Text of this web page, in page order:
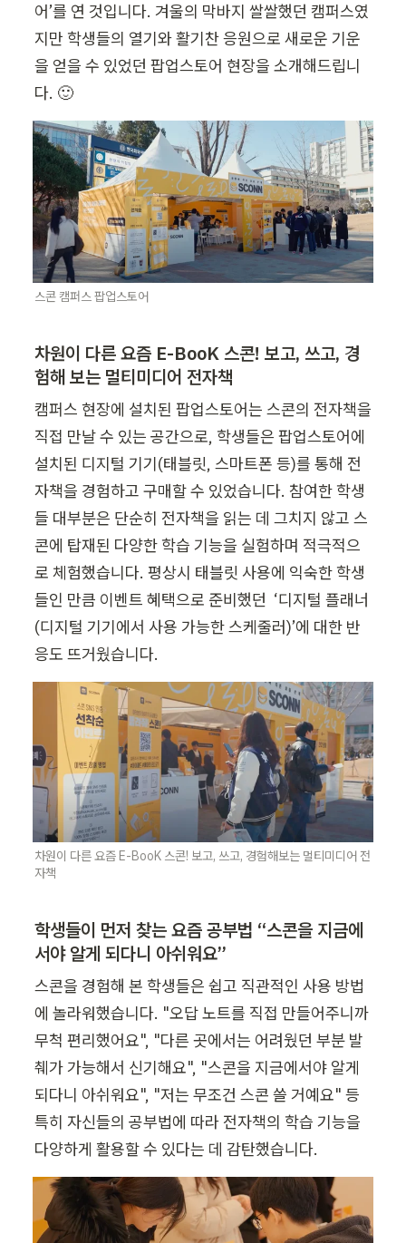
어’를 연 것입니다. 겨울의 막바지 쌀쌀했던 캠퍼스였
지만 학생들의 열기와 활기찬 응원으로 새로운 기운
을 얻을 수 있었던 팝업스토어 현장을 소개해드립니
다. 🙂
스콘 캠퍼스 팝업스토어
차원이 다른 요즘 E-BooK 스콘! 보고, 쓰고, 경
험해 보는 멀티미디어 전자책
캠퍼스 현장에 설치된 팝업스토어는 스콘의 전자책을
직접 만날 수 있는 공간으로, 학생들은 팝업스토어에
설치된 디지털 기기(태블릿, 스마트폰 등)를 통해 전
자책을 경험하고 구매할 수 있었습니다. 참여한 학생
들 대부분은 단순히 전자책을 읽는 데 그치지 않고 스
콘에 탑재된 다양한 학습 기능을 실험하며 적극적으
로 체험했습니다. 평상시 태블릿 사용에 익숙한 학생
들인 만큼 이벤트 혜택으로 준비했던  ‘디지털 플래너
(디지털 기기에서 사용 가능한 스케줄러)’에 대한 반
응도 뜨거웠습니다.
차원이 다른 요즘 E-BooK 스콘! 보고, 쓰고, 경험해보는 멀티미디어 전
자책
학생들이 먼저 찾는 요즘 공부법 “스콘을 지금에
서야 알게 되다니 아쉬워요”
스콘을 경험해 본 학생들은 쉽고 직관적인 사용 방법
에 놀라워했습니다. "오답 노트를 직접 만들어주니까
무척 편리했어요", "다른 곳에서는 어려웠던 부분 발
췌가 가능해서 신기해요", "스콘을 지금에서야 알게
되다니 아쉬워요", "저는 무조건 스콘 쓸 거예요" 등
특히 자신들의 공부법에 따라 전자책의 학습 기능을
다양하게 활용할 수 있다는 데 감탄했습니다.